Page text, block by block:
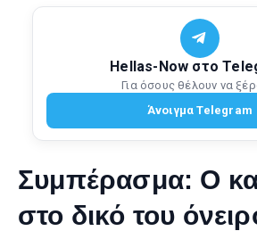
Hellas-Now στο
Για όσους θέλουν να
Άνοιγμα Telegram
Συμπέρασμα: Ο
στο δικό του